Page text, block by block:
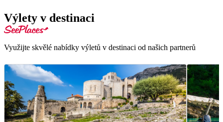
Výlety v destinaci
Využijte skvělé nabídky výletů v destinaci od našich partnerů